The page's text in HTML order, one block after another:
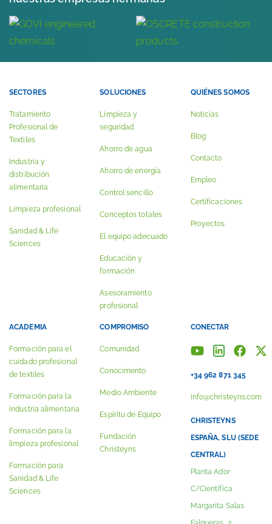
SECTORES
Tratamiento
Profesional de
Textiles
Industria y
distribución
alimentaria
Limpieza profesional
Sanidad & Life
Sciences
SOLUCIONES
Limpieza y
seguridad
Ahorro de agua
Ahorro de energía
Control sencillo
Conceptos totales
El equipo adecuado
Educación y
formación
Asesoramiento
profesional
QUIÉNES SOMOS
Noticias
Blog
Contacto
Empleo
Certificaciones
Proyectos
ACADEMIA
Formación para el
cuidado profesional
de textiles
Formación para la
industria alimentaria
Formación para la
limpieza profesional
Formación para
Sanidad & Life
Sciences
COMPROMISO
Comunidad
Conocimento
Medio Ambiente
Espíritu de Equipo
Fundación
Christeyns
CONECTAR
+34 962 871 345
info@christeyns.com
CHRISTEYNS
ESPAÑA, SLU (SEDE
CENTRAL)
Planta Ador
C/Científica
Margarita Salas